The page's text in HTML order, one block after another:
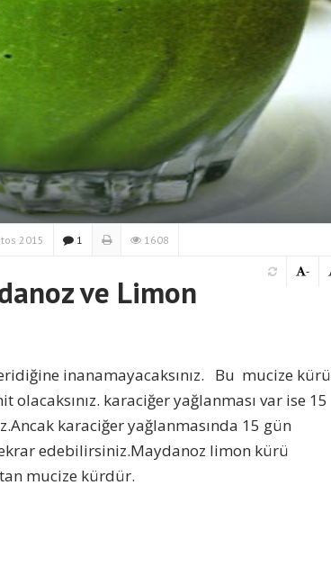
2015 1 1608
-
ve Limon
inanamayacaksınız. Bu mucize kürü
olacaksınız. karaciğer yağlanması var ise 15
karaciğer yağlanmasında 15 gün
edebilirsiniz.Maydanoz limon kürü
mucize kürdür.